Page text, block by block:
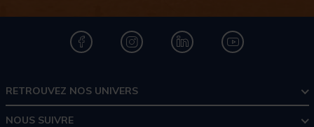
RETROUVEZ NOS UNIVERS
NOUS SUIVRE